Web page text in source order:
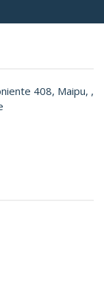
408, Maipu, ,